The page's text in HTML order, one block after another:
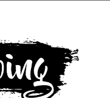
les plus sombres.